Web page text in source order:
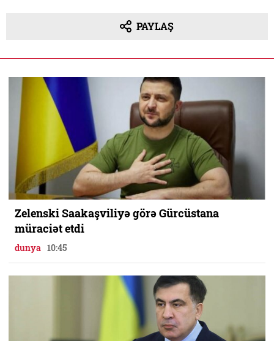
PAYLAŞ
Zelenski Saakaşviliyə görə Gürcüstana
müraciət etdi
dunya 10:45